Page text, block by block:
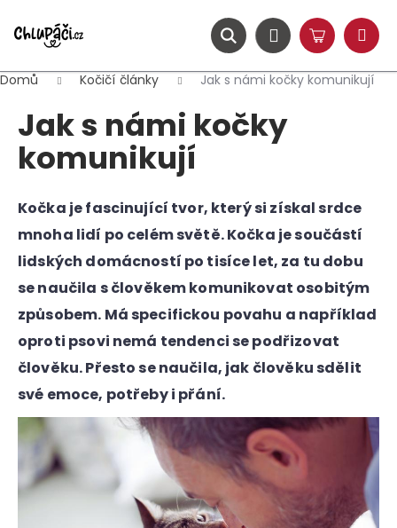
obsah
HledatPřihlášení
Nákupní
košík
Menu
Domů Kočičí články Jak s námi kočky komunikují
Jak s námi kočky
komunikují
Kočka je fascinující tvor, který si získal srdce
mnoha lidí po celém světě. Kočka je součástí
lidských domácností po tisíce let, za tu dobu
se naučila s člověkem komunikovat osobitým
způsobem. Má specifickou povahu a například
oproti psovi nemá tendenci se podřizovat
člověku. Přesto se naučila, jak člověku sdělit
své emoce, potřeby i přání.
í
ZPĚT
ZPĚT
o
p
o
ř
e
b
u
j
e
t
e
n
a
j
í
t
?